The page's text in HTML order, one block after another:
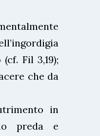
Fil 3,19);
che da
in
preda e